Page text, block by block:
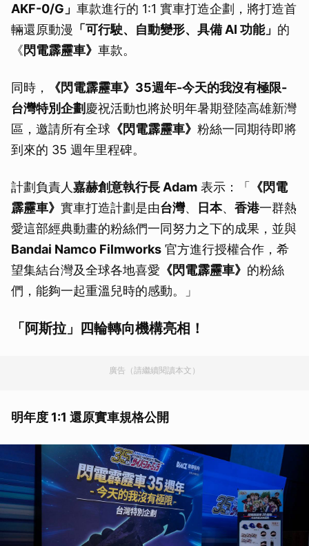
AKF-0/G」 車款進行的 1:1 實車打造企劃，將打造首
輛還原動漫 「可行駛、自動變形、具備 AI 功能」 的
《閃電霹靂車》 車款。
同時，
《閃電霹靂車》35週年-今天的我沒有極限-
台灣特別企劃 慶祝活動也將於明年暑期登陸高雄新灣
區，邀請所有全球 《閃電霹靂車》 粉絲一同期待即將
到來的 35 週年里程碑。
計劃負責人嘉赫創意執行長 Adam 表示：「 《閃電
霹靂車》 實車打造計劃是由台灣、 日本、 香港一群熱
愛這部經典動畫的粉絲們一同努力之下的成果，並與
Bandai Namco Filmworks 官方進行授權合作，希
望集結台灣及全球各地喜愛 《閃電霹靂車》 的粉絲
們，能夠一起重溫兒時的感動。」
「阿斯拉」四輪轉向機構亮相 ！
廣告（請繼續閱讀本文）
明年度 1:1 還原實車規格公開